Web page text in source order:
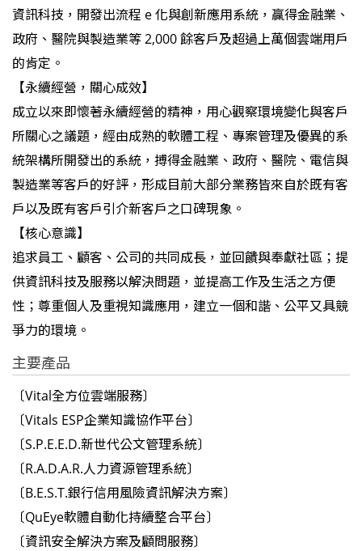
資訊科技，開發出流程 e 化與創新應用系統，贏得金融業、
政府、醫院與製造業等 2,000 餘客戶及超過上萬個雲端用戶
的肯定。
【永續經營，關心成效】
成立以來即懷著永續經營的精神，用心觀察環境變化與客戶
所關心之議題，經由成熟的軟體工程、專案管理及優異的系
統架構所開發出的系統，搏得金融業、政府、醫院、電信與
製造業等客戶的好評，形成目前大部分業務皆來自於既有客
戶以及既有客戶引介新客戶之口碑現象。
【核心意識】
追求員工、顧客、公司的共同成長，並回饋與奉獻社區；提
供資訊科技及服務以解決問題，並提高工作及生活之方便
性；尊重個人及重視知識應用，建立一個和諧、公平又具競
爭力的環境。
主要產品
〔Vital全方位雲端服務〕
〔Vitals ESP企業知識協作平台〕
〔S.P.E.E.D.新世代公文管理系統〕
〔R.A.D.A.R.人力資源管理系統〕
〔B.E.S.T.銀行信用風險資訊解決方案〕
〔QuEye軟體自動化持續整合平台〕
〔資訊安全解決方案及顧問服務〕